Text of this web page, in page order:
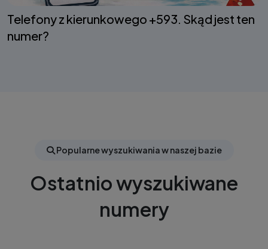
Telefony z kierunkowego +593. Skąd jest ten
numer?
Popularne wyszukiwania w naszej bazie
Ostatnio wyszukiwane
numery